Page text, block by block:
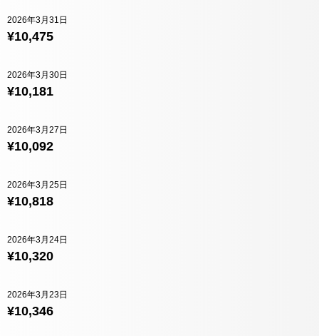
¥10,475
2026年3月31日
¥10,181
2026年3月30日
¥10,092
2026年3月27日
¥10,818
2026年3月25日
¥10,320
2026年3月24日
¥10,346
2026年3月23日